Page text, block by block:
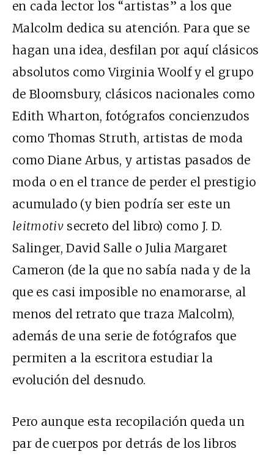
en cada lector los “artistas” a los que
Malcolm dedica su atención. Para que se
hagan una idea, desfilan por aquí clásicos
absolutos como Virginia Woolf y el grupo
de Bloomsbury, clásicos nacionales como
Edith Wharton, fotógrafos concienzudos
como Thomas Struth, artistas de moda
como Diane Arbus, y artistas pasados de
moda o en el trance de perder el prestigio
acumulado (y bien podría ser este un
leitmotiv secreto del libro) como J. D.
Salinger, David Salle o Julia Margaret
Cameron (de la que no sabía nada y de la
que es casi imposible no enamorarse, al
menos del retrato que traza Malcolm),
además de una serie de fotógrafos que
permiten a la escritora estudiar la
evolución del desnudo.
Pero aunque esta recopilación queda un
par de cuerpos por detrás de los libros